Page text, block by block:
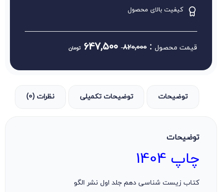
کیفیت بالای محصول
قیمت محصول :
820,000
647,500 تومان
توضیحات توضیحات تکمیلی نظرات (0)
توضیحات
چاپ 1404
کتاب زیست شناسی دهم جلد اول نشر الگو